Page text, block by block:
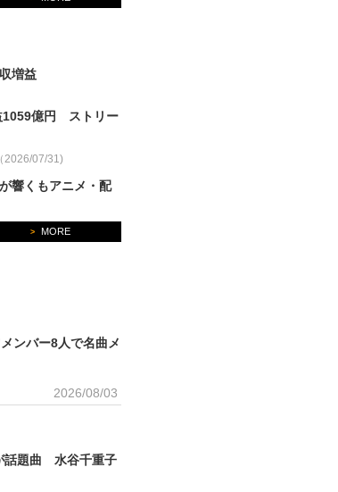
収増益
1059億円 ストリー
（2026/07/31)
響くもアニメ・配
> MORE
ンバー8人で名曲メ
本光一、井上芳雄、島田歌
ーデンシアターで開幕する
コンサート『THE BEST
ーの思いを込めて改題した
2026/08/03
話題曲 水谷千重子